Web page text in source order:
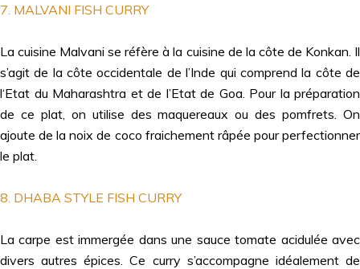
7. MALVANI FISH CURRY
La cuisine Malvani se réfère à la cuisine de la côte de Konkan. Il
s’agit de la côte occidentale de l’Inde qui comprend la côte de
l‘Etat du Maharashtra et de l’Etat de Goa. Pour la préparation
de ce plat, on utilise des maquereaux ou des pomfrets. On
ajoute de la noix de coco fraichement râpée pour perfectionner
le plat.
8. DHABA STYLE FISH CURRY
La carpe est immergée dans une sauce tomate acidulée avec
divers autres épices. Ce curry s’accompagne idéalement de